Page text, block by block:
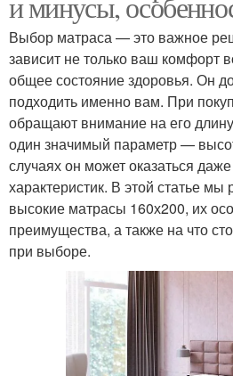
Выбор матраса — это важное
зависит не только ваш комфорт
общее состояние здоровья. Он
подходить именно вам. При
обращают внимание на его
один значимый параметр —
случаях он может оказаться
характеристик. В этой статье мы
высокие матрасы 160х200, их
преимущества, а также на что
при выборе.